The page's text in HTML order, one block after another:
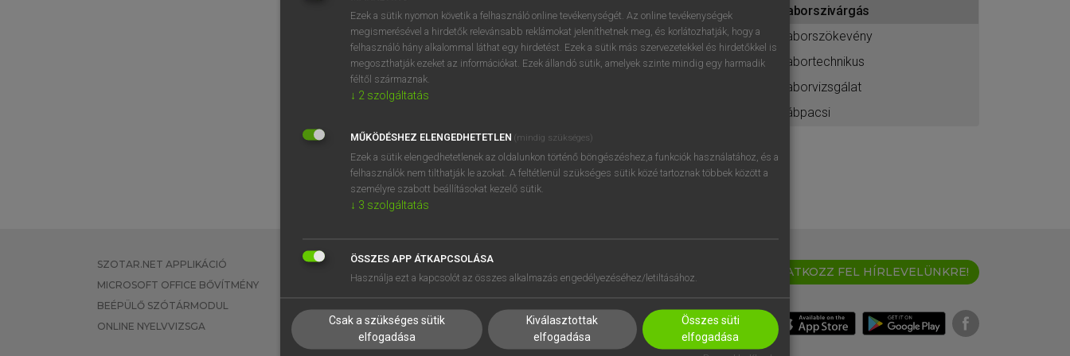
BELÉPÉS
próbaverziójának elindításához
regisztrálok ésbelépek.
REGISZTRÁCIÓ
laborszivárgás
laborszökevény
labortechnikus
laborvizsgálat
lábpacsi
SZOTAR.NET APPLIKÁCIÓ
MICROSOFT OFFICE BŐVÍTMÉNY
BEÉPÜLŐ SZÓTÁRMODUL
ONLINE NYELVVIZSGA
EGYÉNI FELHASZNÁLÓKNAK
TANULÓKNAK
VÁLLALATI MEGOLDÁSOK
SÚGÓ
RÓLUNK
SÜTI BEÁLLÍTÁSOK
IRATKOZZ FEL HÍRLEVELÜNKRE!
Ezek a sütik nyomon követik a felhasználó online tevékenységét. Az online tevékenységek
megismerésével a hirdetők relevánsabb reklámokat jeleníthetnek meg, és korlátozhatják, hogy a
felhasználó hány alkalommal láthat egy hirdetést. Ezek a sütik más szervezetekkel és hirdetőkkel is
megoszthatják ezeket az információkat. Ezek állandó sütik, amelyek szinte mindig egy harmadik
féltől származnak.
↓ 2 szolgáltatás
MŰKÖDÉSHEZ ELENGEDHETETLEN (mindig szükséges)
Ezek a sütik elengedhetetlenek az oldalunkon történő böngészéshez,a funkciók használatához, és a
felhasználók nem tilthatják le azokat. A feltétlenül szükséges sütik közé tartoznak többek között a
személyre szabott beállításokat kezelő sütik.
↓ 3 szolgáltatás
ÖSSZES APP ÁTKAPCSOLÁSA
Használja ezt a kapcsolót az összes alkalmazás engedélyezéséhez/letiltásához.
Csak a szükséges sütik
elfogadása
Kiválasztottak
elfogadása
Összes süti
elfogadása